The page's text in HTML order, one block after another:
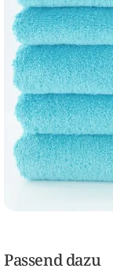
Passend dazu